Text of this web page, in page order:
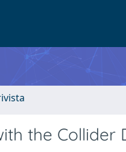
the Collider